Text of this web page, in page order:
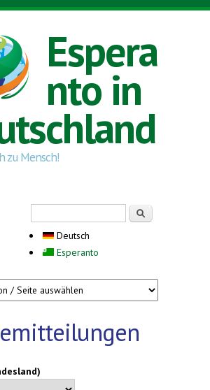
Espera
nto in
zu Mensch!
Deutsch
Esperanto